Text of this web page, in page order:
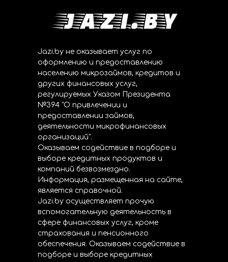
Jazi.by не оказывает услуг по
оформлению и предоставлению
населению микрозаймов, кредитов и
других финансовых услуг,
регулируемых Указом Президента
№394 "О привлечении и
предоставлении займов,
деятельности микрофинансовых
организаций".
Оказываем содействие в подборе и
выборе кредитных продуктов и
компаний безвозмездно.
Информация, размещенная на сайте,
является справочной.
Jazi.by осуществляет прочую
вспомогательную деятельность в
сфере финансовых услуг, кроме
страхования и пенсионного
обеспечения. Оказываем содействие в
подборе и выборе кредитных